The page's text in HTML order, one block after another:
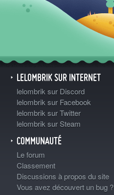
LELOMBRIK SUR INTERNET
lelombrik sur Discord
lelombrik sur Facebook
lelombrik sur Twitter
lelombrik sur Steam
COMMUNAUTÉ
Le forum
Classement
Discussions à propos du site
Vous avez découvert un bug ?